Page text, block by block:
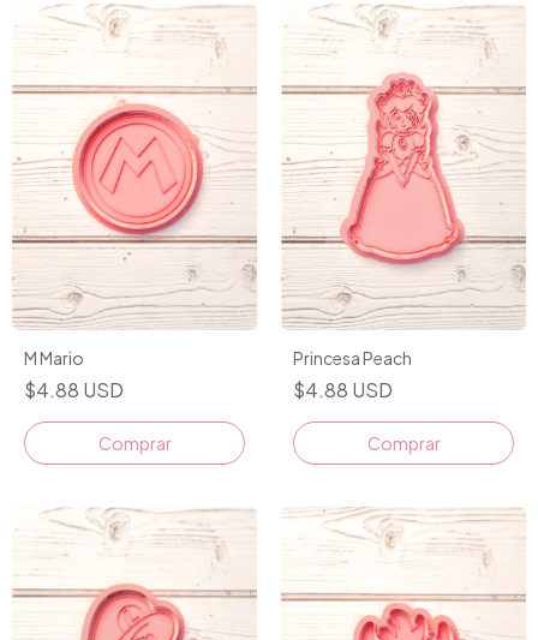
M Mario
$4.88 USD
Comprar
Princesa Peach
$4.88 USD
Comprar